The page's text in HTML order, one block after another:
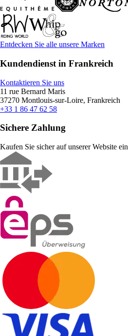
Entdecken Sie alle unsere Marken
Kundendienst in Frankreich
Kontaktieren Sie uns
11 rue Bernard Maris
37270 Montlouis-sur-Loire, Frankreich
+33 1 86 47 62 58
Sichere Zahlung
Kaufen Sie sicher auf unserer Website ein